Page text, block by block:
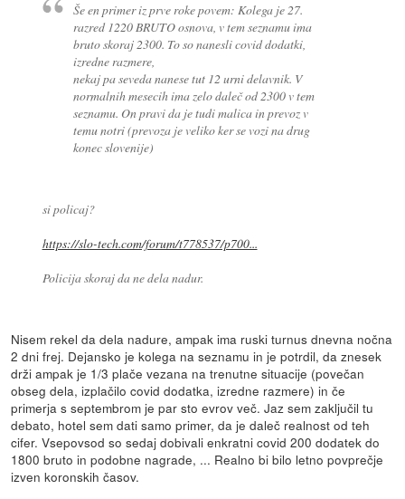
Še en primer iz prve roke povem: Kolega je 27.
razred 1220 BRUTO osnova, v tem seznamu ima
bruto skoraj 2300. To so nanesli covid dodatki,
izredne razmere,
nekaj pa seveda nanese tut 12 urni delavnik. V
normalnih mesecih ima zelo daleč od 2300 v tem
seznamu. On pravi da je tudi malica in prevoz v
temu notri (prevoza je veliko ker se vozi na drug
konec slovenije)
si policaj?
https://slo-tech.com/forum/t778537/p700...
Policija skoraj da ne dela nadur.
Nisem rekel da dela nadure, ampak ima ruski turnus dnevna nočna
2 dni frej. Dejansko je kolega na seznamu in je potrdil, da znesek
drži ampak je 1/3 plače vezana na trenutne situacije (povečan
obseg dela, izplačilo covid dodatka, izredne razmere) in če
primerja s septembrom je par sto evrov več. Jaz sem zaključil tu
debato, hotel sem dati samo primer, da je daleč realnost od teh
cifer. Vsepovsod so sedaj dobivali enkratni covid 200 dodatek do
1800 bruto in podobne nagrade, ... Realno bi bilo letno povprečje
izven koronskih časov.